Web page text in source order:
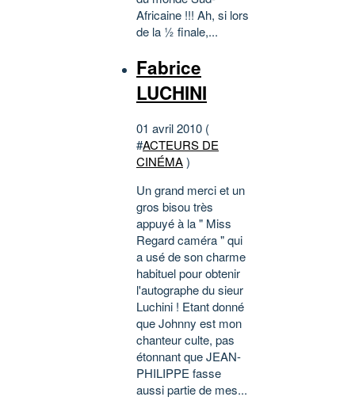
Africaine !!! Ah, si lors
de la ½ finale,...
Fabrice
LUCHINI
01 avril 2010 (
#ACTEURS DE
CINÉMA)
Un grand merci et un
gros bisou très
appuyé à la " Miss
Regard caméra " qui
a usé de son charme
habituel pour obtenir
l'autographe du sieur
Luchini ! Etant donné
que Johnny est mon
chanteur culte, pas
étonnant que JEAN-
PHILIPPE fasse
aussi partie de mes...